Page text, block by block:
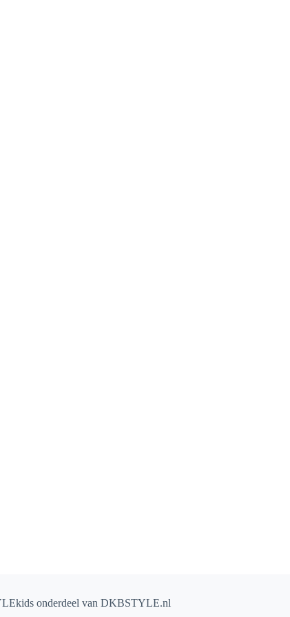
onderdeel van DKBSTYLE.nl